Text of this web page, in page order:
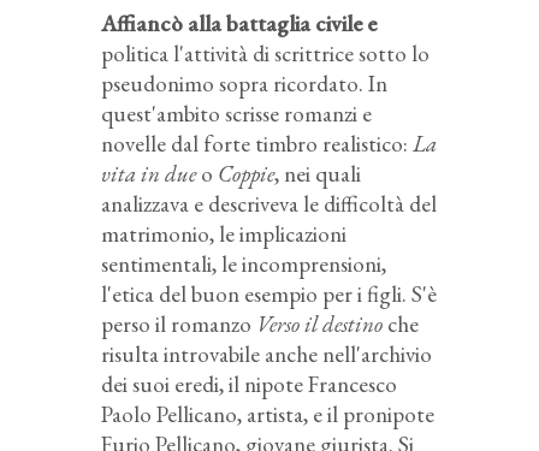
Affiancò alla battaglia civile e
politica l'attività di scrittrice sotto lo
pseudonimo sopra ricordato. In
quest'ambito scrisse romanzi e
novelle dal forte timbro realistico: La
vita in dueo Coppie, nei quali
analizzava e descriveva le difficoltà del
matrimonio, le implicazioni
sentimentali, le incomprensioni,
l'etica del buon esempio per i figli. S'è
perso il romanzo Verso il destino che
risulta introvabile anche nell'archivio
dei suoi eredi, il nipote Francesco
Paolo Pellicano, artista, e il pronipote
Furio Pellicano, giovane giurista. Si